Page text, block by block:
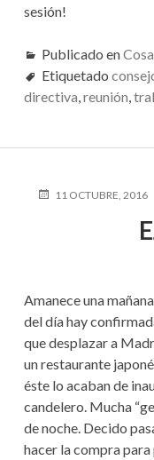
sesión!
Publicado en
Etiquetado
directiva reunión
PUBLICADO
11 OCTUBRE, 2016
Amanece una
del día hay
que desplazar a
un restaurante
éste lo acaban de
candelero. Mucha
de noche. Decido
hacer la compra